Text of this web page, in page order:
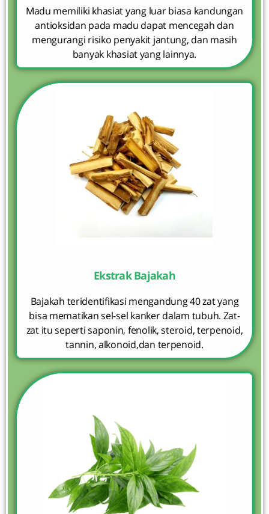
Madu memiliki khasiat yang luar biasa kandungan
antioksidan pada madu dapat mencegah dan
mengurangi risiko penyakit jantung, dan masih
banyak khasiat yang lainnya.
Ekstrak Bajakah
Bajakah teridentifikasi mengandung 40 zat yang
bisa mematikan sel-sel kanker dalam tubuh. Zat-
zat itu seperti saponin, fenolik, steroid, terpenoid,
tannin, alkonoid,dan terpenoid.